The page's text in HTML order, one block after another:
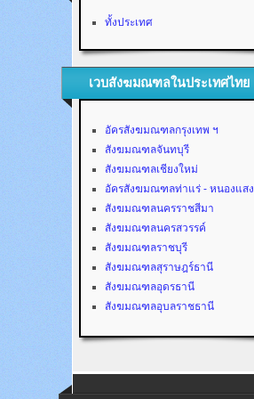
ทั้งประเทศ
เวบสังฆมณฑลในประเทศไทย
อัครสังฆมณฑลกรุงเทพ ฯ
สังฆมณฑลจันทบุรี
สังฆมณฑลเชียงใหม่
อัครสังฆมณฑลท่าแร่ - หนองแสง
สังฆมณฑลนครราชสีมา
สังฆมณฑลนครสวรรค์
สังฆมณฑลราชบุรี
สังฆมณฑลสุราษฎร์ธานี
สังฆมณฑลอุดรธานี
สังฆมณฑลอุบลราชธานี